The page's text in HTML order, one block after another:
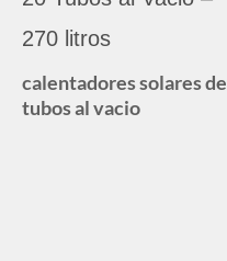
270 litros
calentadores solares de
tubos al vacio